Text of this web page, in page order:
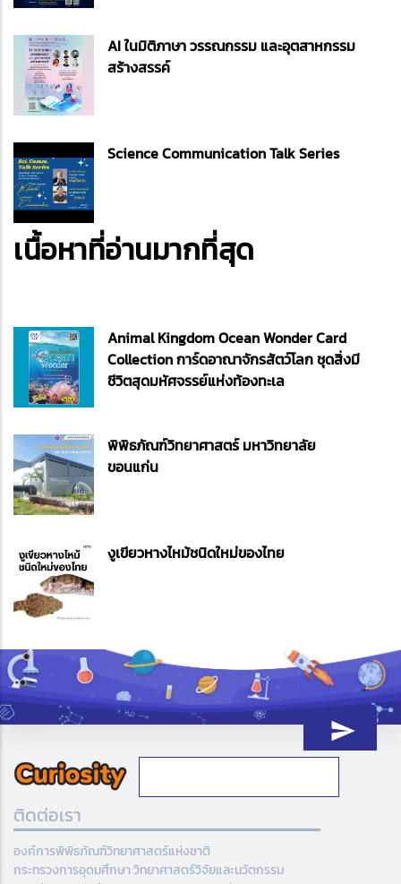
AI ในมิติภาษา วรรณกรรม และอุตสาหกรรม
สร้างสรรค์
Science Communication Talk Series
เนื้อหาที่อ่านมากที่สุด
Animal Kingdom Ocean Wonder Card
Collection การ์ดอาณาจักรสัตว์โลก ชุดสิ่งมี
ชีวิตสุดมหัศจรรย์แห่งท้องทะเล
พิพิธภัณฑ์วิทยาศาสตร์ มหาวิทยาลัย
ขอนแก่น
งูเขียวหางไหม้ชนิดใหม่ของไทย
ติดต่อเรา
องค์การพิพิธภัณฑ์วิทยาศาสตร์แห่งชาติ
กระทรวงการอุดมศึกษา วิทยาศาสตร์วิจัยและนวัตกรรม